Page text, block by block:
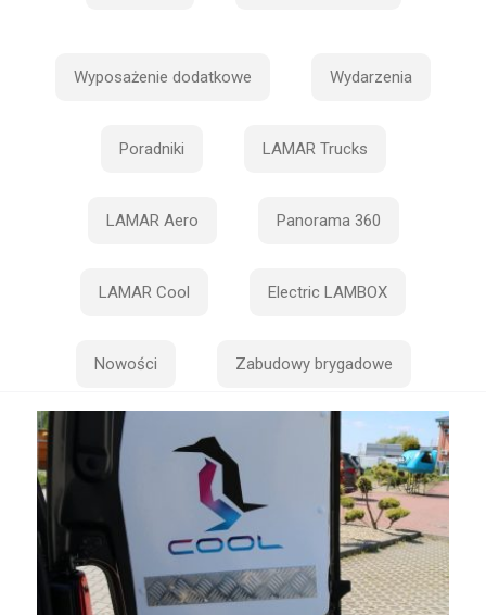
Wyposażenie dodatkowe Wydarzenia
Poradniki LAMAR Trucks
LAMAR Aero Panorama 360
LAMAR Cool Electric LAMBOX
Nowości Zabudowy brygadowe